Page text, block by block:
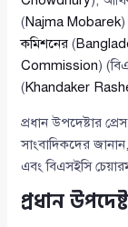
(Najma Mobarek
কমিশনের (
Commission)
(Khandaker
প্রধান উপদেষ্টার
সাংবাদিকদের
এবং বিএসইসি
প্রধান